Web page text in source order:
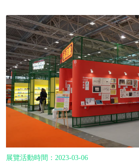
展覽活動時間：2023-03-06